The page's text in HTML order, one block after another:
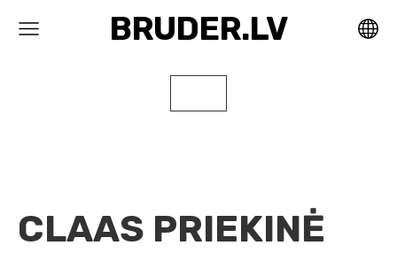
BRUDER.LV
CLAAS PRIEKINĖ